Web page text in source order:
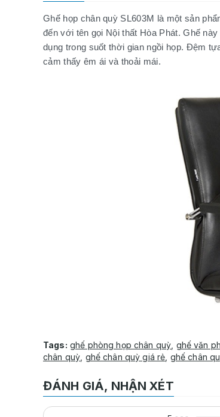
Ghế họp chân quỳ SL603M là một sản
đến với tên gọi Nội thất Hòa Phát. Ghế
dụng trong suốt thời gian ngồi họp. Đệm
cảm thấy êm ái và thoải mái.
Tags: ghế phòng họp chân quỳ ghế văn
chân quỳ ghế chân quỳ giá rẻ ghế chân
ĐÁNH GIÁ, NHẬN XÉT